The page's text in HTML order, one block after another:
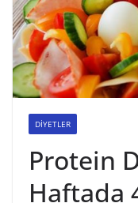
DİYETLER
Protein
Haftada